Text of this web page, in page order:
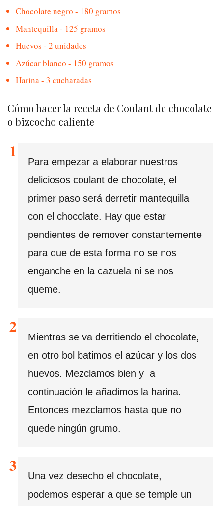
Chocolate negro - 180 gramos
Mantequilla - 125 gramos
Huevos - 2 unidades
Azúcar blanco - 150 gramos
Harina - 3 cucharadas
Cómo hacer la receta de Coulant de chocolate
o bizcocho caliente
Para empezar a elaborar nuestros
deliciosos coulant de chocolate, el
primer paso será derretir mantequilla
con el chocolate. Hay que estar
pendientes de remover constantemente
para que de esta forma no se nos
enganche en la cazuela ni se nos
queme.
Mientras se va derritiendo el chocolate,
en otro bol batimos el azúcar y los dos
huevos. Mezclamos bien y a
continuación le añadimos la harina.
Entonces mezclamos hasta que no
quede ningún grumo.
Una vez desecho el chocolate,
podemos esperar a que se temple un